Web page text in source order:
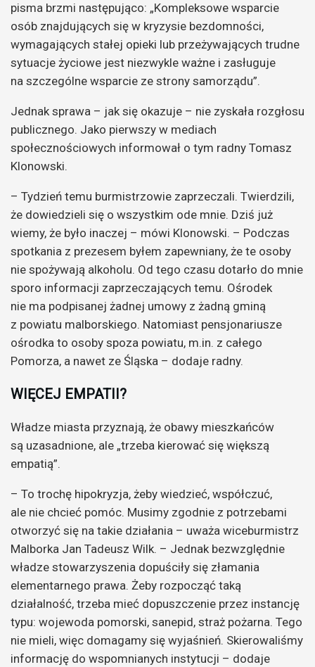
pisma brzmi następująco: „Kompleksowe wsparcie
osób znajdujących się w kryzysie bezdomności,
wymagających stałej opieki lub przeżywających trudne
sytuacje życiowe jest niezwykle ważne i zasługuje
na szczególne wsparcie ze strony samorządu”.
Jednak sprawa – jak się okazuje – nie zyskała rozgłosu
publicznego. Jako pierwszy w mediach
społecznościowych informował o tym radny Tomasz
Klonowski.
– Tydzień temu burmistrzowie zaprzeczali. Twierdzili,
że dowiedzieli się o wszystkim ode mnie. Dziś już
wiemy, że było inaczej – mówi Klonowski. – Podczas
spotkania z prezesem byłem zapewniany, że te osoby
nie spożywają alkoholu. Od tego czasu dotarło do mnie
sporo informacji zaprzeczających temu. Ośrodek
nie ma podpisanej żadnej umowy z żadną gminą
z powiatu malborskiego. Natomiast pensjonariusze
ośrodka to osoby spoza powiatu, m.in. z całego
Pomorza, a nawet ze Śląska – dodaje radny.
WIĘCEJ EMPATII?
Władze miasta przyznają, że obawy mieszkańców
są uzasadnione, ale „trzeba kierować się większą
empatią”.
– To trochę hipokryzja, żeby wiedzieć, współczuć,
ale nie chcieć pomóc. Musimy zgodnie z potrzebami
otworzyć się na takie działania – uważa wiceburmistrz
Malborka Jan Tadeusz Wilk. – Jednak bezwzględnie
władze stowarzyszenia dopuściły się złamania
elementarnego prawa. Żeby rozpocząć taką
działalność, trzeba mieć dopuszczenie przez instancję
typu: wojewoda pomorski, sanepid, straż pożarna. Tego
nie mieli, więc domagamy się wyjaśnień. Skierowaliśmy
informację do wspomnianych instytucji – dodaje